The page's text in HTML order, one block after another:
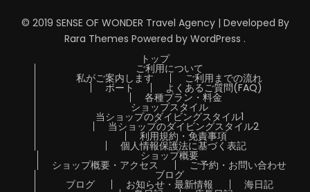
© 2019 SENSE OF WONDER Travel Agency | Developed By
Rara Themes Powered by WordPress .
トップ
ご利用について
私がご案内します ご利用までの流れ
ボート よくあるご質問(FAQ)
各種プラン・料金
ショップスタイル
当ショップのダイビングスタイル1
当ショップのダイビングスタイル2
利用規約・免責事項
個人情報保護法に基づく表記
ショップ概要
ショップ概要・アクセス ご予約・お問い合わせ
ブログ
ブログ お知らせ・最新情報 海日記